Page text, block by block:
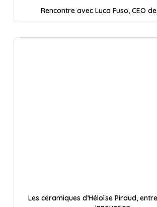
Rencontre avec Luca Fuso, CEO
Les céramiques d’Héloïse Piraud,